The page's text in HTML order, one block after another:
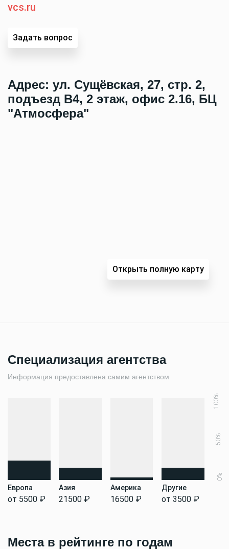
vcs.ru
Задать вопрос
Адрес: ул. Сущёвская, 27, стр. 2,
подъезд B4, 2 этаж, офис 2.16, БЦ
"Атмосфера"
Открыть полную карту
Специализация агентства
Информация предоставлена самим агентством
Европа
от 5500 ₽
Азия
21500 ₽
Америка
16500 ₽
Другие
от 3500 ₽
100%
50%
0%
Места в рейтинге по годам